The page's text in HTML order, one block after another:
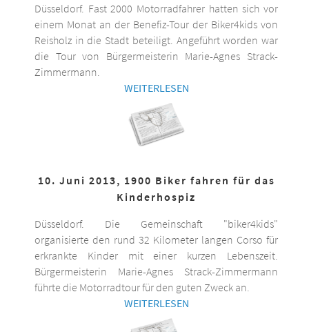
Düsseldorf. Fast 2000 Motorradfahrer hatten sich vor
einem Monat an der Benefiz-Tour der Biker4kids von
Reisholz in die Stadt beteiligt. Angeführt worden war
die Tour von Bürgermeisterin Marie-Agnes Strack-
Zimmermann.
WEITERLESEN
10. Juni 2013, 1900 Biker fahren für das
Kinderhospiz
Düsseldorf. Die Gemeinschaft "biker4kids"
organisierte den rund 32 Kilometer langen Corso für
erkrankte Kinder mit einer kurzen Lebenszeit.
Bürgermeisterin Marie-Agnes Strack-Zimmermann
führte die Motorradtour für den guten Zweck an.
WEITERLESEN